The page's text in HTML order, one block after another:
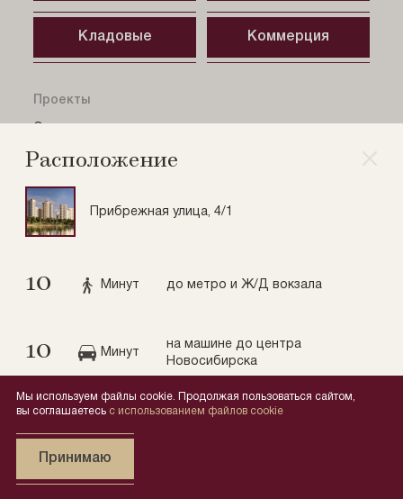
Квартиры Проекты
Расположение
Прибрежная улица, 4/1
10 Минут до метро и Ж/Д вокзала
10 Минут
на машине до центра
Новосибирска
pdf, 310.32 КБ 6 мая 2026
Кладовые Коммерция
Проекты
Нобель
Беринг
Лев Толстой
История
Проекты
Коммерция
Партнерам
Контакты
Мы используем файлы cookie. Продолжая пользоваться сайтом,
вы соглашаетесь с использованием файлов cookie
Принимаю